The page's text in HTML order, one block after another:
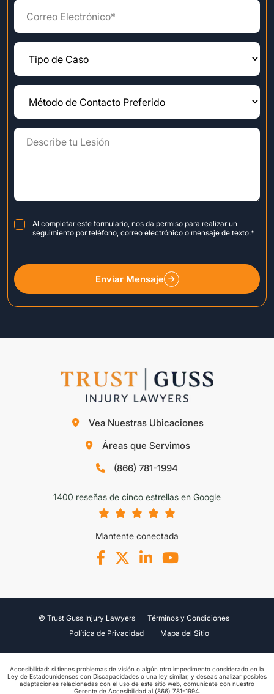
Consent*
Al completar este formulario, nos da permiso para realizar un
seguimiento por teléfono, correo electrónico o mensaje de texto.*
Enviar Mensaje
Vea Nuestras Ubicaciones
Áreas que Servimos
(866) 781-1994
1400 reseñas de cinco estrellas en Google
Mantente conectada
© Trust Guss Injury Lawyers
Términos y Condiciones
Política de Privacidad
Mapa del Sitio
Accesibilidad: si tienes problemas de visión o algún otro impedimento considerado en la
Ley de Estadounidenses con Discapacidades o una ley similar, y deseas analizar posibles
adaptaciones relacionadas con el uso de este sitio web, comunícate con nuestro
Gerente de Accesibilidad al (866) 781-1994.